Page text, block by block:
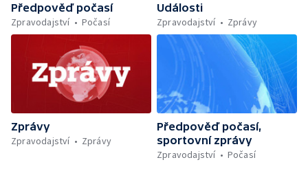
Předpověď počasí
Zpravodajství
Počasí
Události
Zpravodajství
Zprávy
Zprávy
Zpravodajství
Zprávy
Předpověď počasí,
sportovní zprávy
Zpravodajství
Počasí